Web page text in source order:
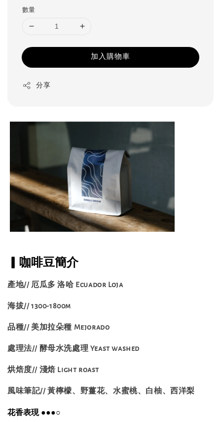
數量
加入購物車
分享
▎咖啡豆簡介
產地// 厄瓜多 洛哈 Ecuador Loja
海拔// 1300-1800m
品種// 美加拉朵種 Mejorado
處理法// 酵母水洗處理 Yeast washed
烘焙度// 淺焙 Light roast
風味筆記// 黃檸檬、野薑花、水蜜桃、白柚、西洋梨
花香表現 ●●●○